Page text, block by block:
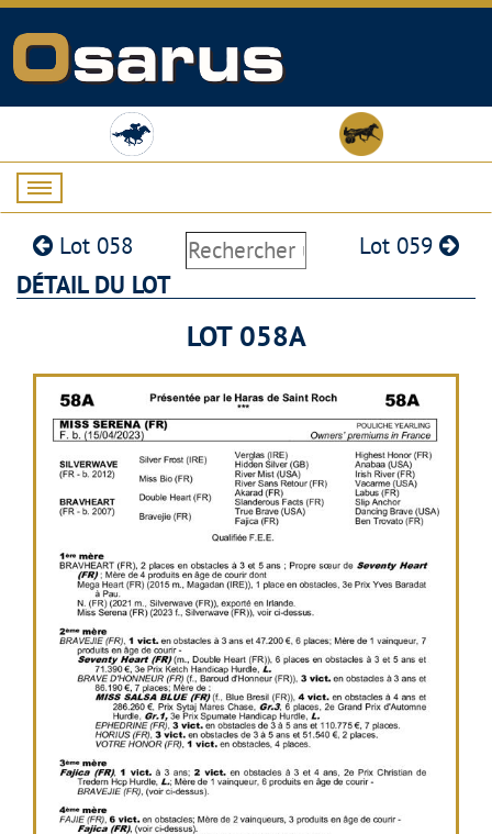
Lot 058 Lot 059
DÉTAIL DU LOT
LOT 058A